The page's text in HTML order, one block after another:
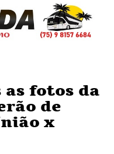
as fotos da
de
x